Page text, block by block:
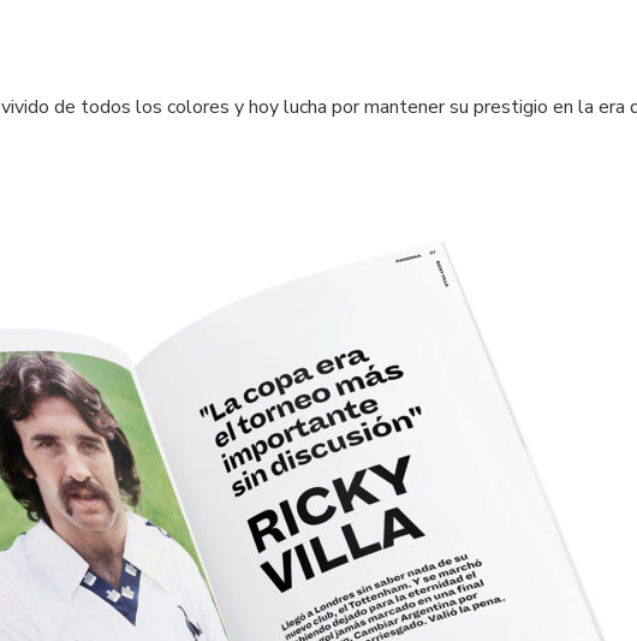
de todos los colores y hoy lucha por mantener su prestigio en la era